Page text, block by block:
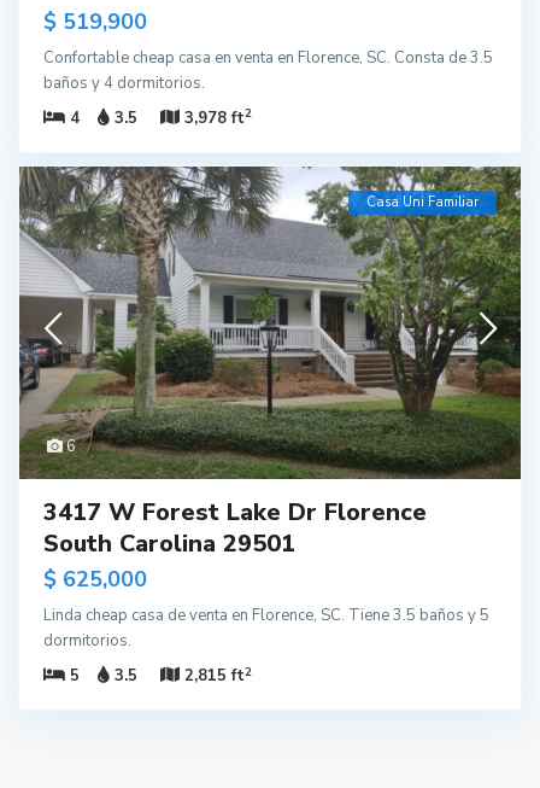
$ 519,900
Confortable cheap casa en venta en Florence, SC. Consta de 3.5
baños y 4 dormitorios.
4
3.5 3,978 ft2
6
Casa Uni Familiar
3417 W Forest Lake Dr Florence
South Carolina 29501
$ 625,000
Linda cheap casa de venta en Florence, SC. Tiene 3.5 baños y 5
dormitorios.
5
3.5 2,815 ft2